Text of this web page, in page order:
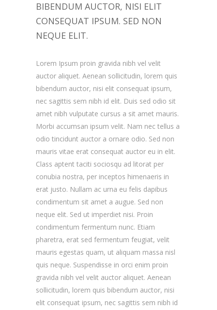
BIBENDUM AUCTOR, NISI ELIT
CONSEQUAT IPSUM. SED NON
NEQUE ELIT.
Lorem Ipsum proin gravida nibh vel velit
auctor aliquet. Aenean sollicitudin, lorem quis
bibendum auctor, nisi elit consequat ipsum,
nec sagittis sem nibh id elit. Duis sed odio sit
amet nibh vulputate cursus a sit amet mauris.
Morbi accumsan ipsum velit. Nam nec tellus a
odio tincidunt auctor a ornare odio. Sed non
mauris vitae erat consequat auctor eu in elit.
Class aptent taciti sociosqu ad litorat per
conubia nostra, per inceptos himenaeris in
erat justo. Nullam ac urna eu felis dapibus
condimentum sit amet a augue. Sed non
neque elit. Sed ut imperdiet nisi. Proin
condimentum fermentum nunc. Etiam
pharetra, erat sed fermentum feugiat, velit
mauris egestas quam, ut aliquam massa nisl
quis neque. Suspendisse in orci enim proin
gravida nibh vel velit auctor aliquet. Aenean
sollicitudin, lorem quis bibendum auctor, nisi
elit consequat ipsum, nec sagittis sem nibh id